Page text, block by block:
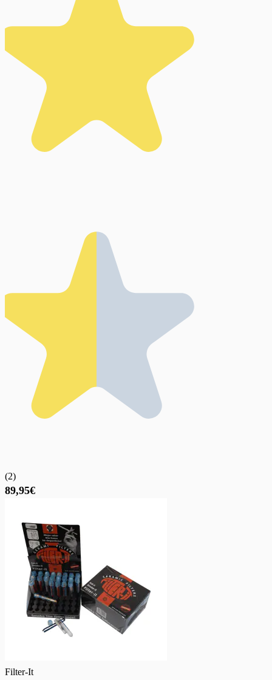
(2)
89,95€
Filter-It